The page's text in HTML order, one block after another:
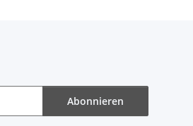
Abonnieren